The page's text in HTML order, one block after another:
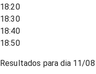
18:20
18:30
18:40
18:50
Resultados para dia 11/08